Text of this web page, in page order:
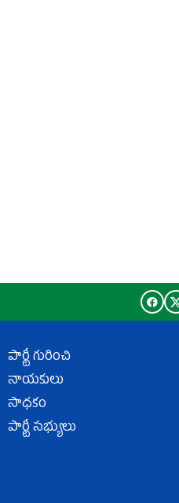
పార్టీ గురించి
నాయకులు
సాధకం
పార్టీ సభ్యులు